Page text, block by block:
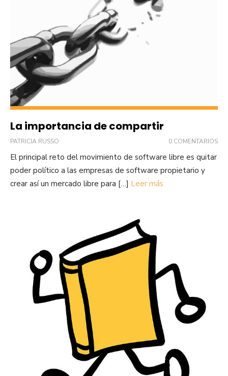
La importancia de compartir
PATRICIA RUSSO 0 COMENTARIOS
El principal reto del movimiento de software libre es quitar
poder político a las empresas de software propietario y
crear así un mercado libre para […] Leer más